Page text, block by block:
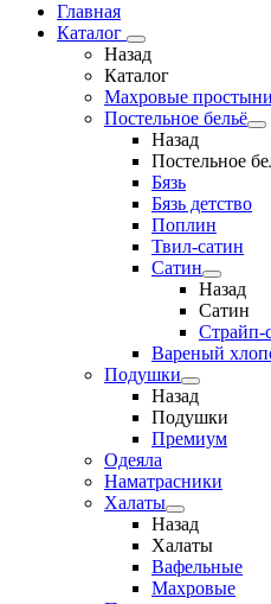
Главная
Каталог
Назад
Каталог
Махровые простыни
Постельное бельё
Назад
Постельное
Бязь
Бязь детство
Поплин
Твил-сатин
Сатин
Назад
Сатин
Страйп-
Вареный
Подушки
Назад
Подушки
Премиум
Одеяла
Наматрасники
Халаты
Назад
Халаты
Вафельные
Махровые